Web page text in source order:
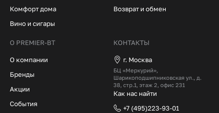
Комфорт дома
Вино и сигары
Возврат и обмен
О PREMIER-BT
О компании
Бренды
Акции
События
КОНТАКТЫ
г. Москва
БЦ «Меркурий»,
Шарикоподшипниковская ул., д.
38, стр.1, этаж 2, офис 231
Как нас найти
+7 (495)223-93-01